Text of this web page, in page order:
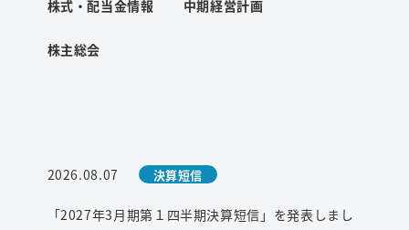
株式・配当金情報 中期経営計画
株主総会
2026.08.07 決算短信
「2027年3月期第１四半期決算短信」を発表しまし